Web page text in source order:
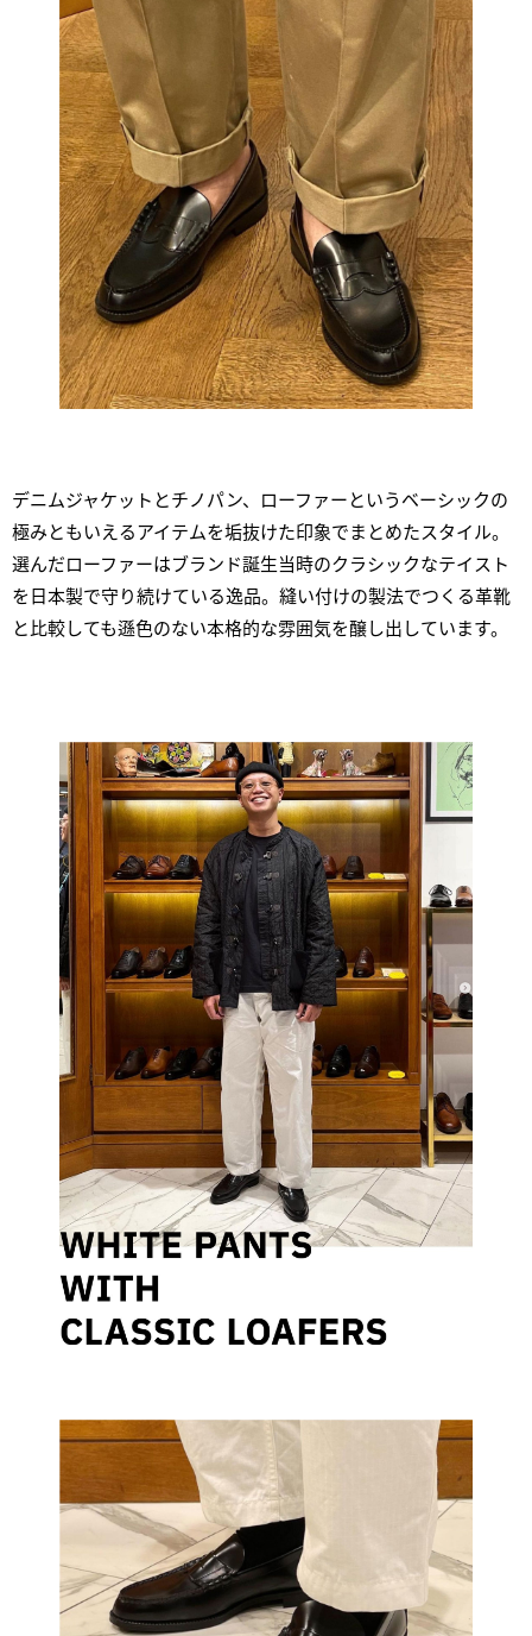
デニムジャケットとチノパン、ローファーというベーシックの
極みともいえるアイテムを垢抜けた印象でまとめたスタイル。
選んだローファーはブランド誕生当時のクラシックなテイスト
を日本製で守り続けている逸品。縫い付けの製法でつくる革靴
と比較しても遜色のない本格的な雰囲気を醸し出しています。